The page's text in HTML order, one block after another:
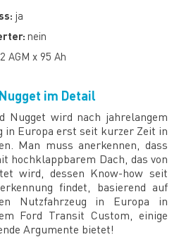
ja
nein
AGM x 95 Ah
im Detail
Nugget wird nach jahrelangem
in Europa erst seit kurzer Zeit in
Man muss anerkennen, dass
hochklappbarem Dach, das von
wird, dessen Know-how seit
findet, basierend auf
Nutzfahrzeug in Europa in
Ford Transit Custom, einige
Argumente bietet!